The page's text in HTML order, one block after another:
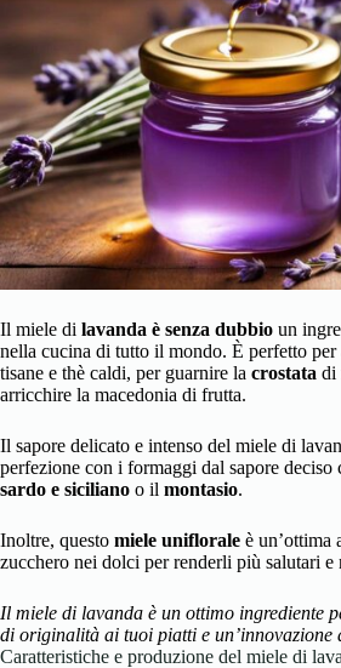
Il miele di lavanda è senza dubbio un
nella cucina di tutto il mondo. È perfetto per
tisane e thè caldi, per guarnire la crostata di
arricchire la macedonia di frutta.
Il sapore delicato e intenso del miele di
perfezione con i formaggi dal sapore deciso
sardo e siciliano o il montasio.
Inoltre, questo miele uniflorale è un’ottima
zucchero nei dolci per renderli più salutari e
Il miele di lavanda è un ottimo ingrediente
di originalità ai tuoi piatti e un’innovazione
Caratteristiche e produzione del miele di